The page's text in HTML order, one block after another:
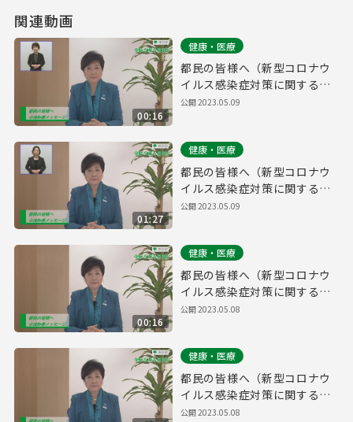
関連動画
00:16
健康・医療
都民の皆様へ（新型コロナウ
イルス感染症対策に関する知
事メッセージ 15秒手話付き
公開2023.05.09
01:27
健康・医療
都民の皆様へ（新型コロナウ
イルス感染症対策に関する知
事メッセージ 手話付き 令和5
公開2023.05.09
00:16
健康・医療
都民の皆様へ（新型コロナウ
イルス感染症対策に関する知
事メッセージ 15秒版 令和5年
公開2023.05.08
健康・医療
都民の皆様へ（新型コロナウ
イルス感染症対策に関する知
事メッセージ 令和5年5月8
公開2023.05.08